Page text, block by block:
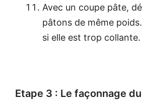
Avec un coupe pâte,
pâtons de même
si elle est trop collante.
Etape 3 : Le façonnage